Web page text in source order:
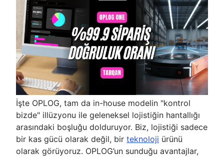
İşte OPLOG, tam da in-house modelin "kontrol
bizde" illüzyonu ile geleneksel lojistiğin hantallığı
arasındaki boşluğu dolduruyor. Biz, lojistiği sadece
bir kas gücü olarak değil, bir teknoloji ürünü
olarak görüyoruz. OPLOG’un sunduğu avantajlar,